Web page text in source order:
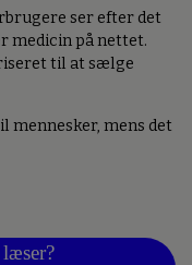
ser efter det
medicin på nettet.
til at sælge
mens det